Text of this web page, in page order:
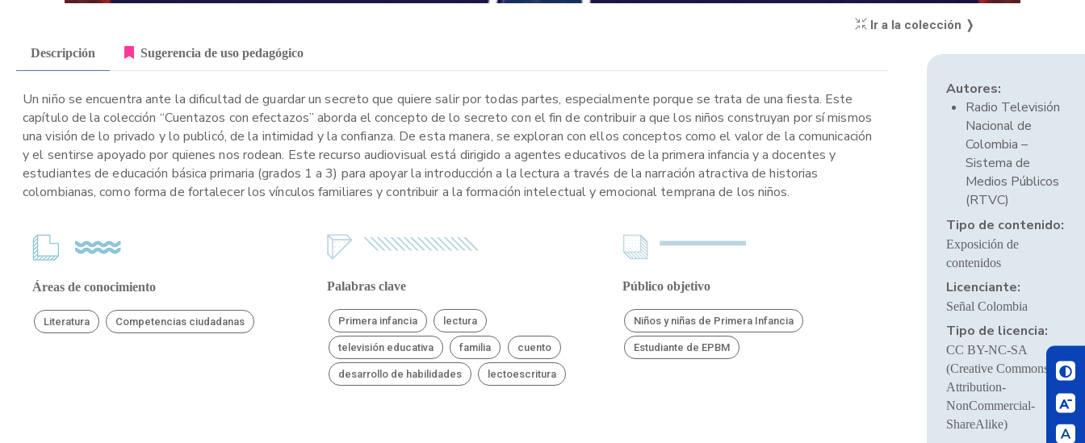
Ir a la colección ❭
Descripción Sugerencia de uso pedagógico
Un niño se encuentra ante la dificultad de guardar un secreto que quiere salir por todas partes, especialmente porque se trata de una fiesta. Este
capítulo de la colección “Cuentazos con efectazos” aborda el concepto de lo secreto con el fin de contribuir a que los niños construyan por sí mismos
una visión de lo privado y lo publicó, de la intimidad y la confianza. De esta manera, se exploran con ellos conceptos como el valor de la comunicación
y el sentirse apoyado por quienes nos rodean. Este recurso audiovisual está dirigido a agentes educativos de la primera infancia y a docentes y
estudiantes de educación básica primaria (grados 1 a 3) para apoyar la introducción a la lectura a través de la narración atractiva de historias
colombianas, como forma de fortalecer los vínculos familiares y contribuir a la formación intelectual y emocional temprana de los niños.
Áreas de conocimiento
Literatura Competencias ciudadanas
Palabras clave
Primera infancia lectura
televisión educativa familia cuento
desarrollo de habilidades lectoescritura
Público objetivo
Niños y niñas de Primera Infancia
Estudiante de EPBM
Autores:
Radio Televisión
Nacional de
Colombia –
Sistema de
Medios Públicos
(RTVC)
Tipo de contenido:
Exposición de
contenidos
Licenciante:
Señal Colombia
Tipo de licencia:
CC BY-NC-SA
(Creative Commons
Attribution-
NonCommercial-
ShareAlike)